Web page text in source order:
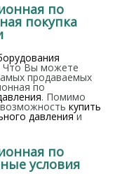
по
покупка
Что Вы можете
продаваемых
по
. Помимо
купить
давленияи
по
условия